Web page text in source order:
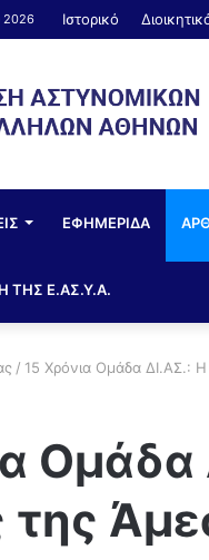
2026 Ιστορικό
ΕΦΗΜΕΡΙΔΑ
ΤΗΣ Ε.ΑΣ.Υ.Α.
/ 15 Χρόνια Ομάδα ΔΙ.ΑΣ.:
της